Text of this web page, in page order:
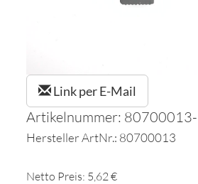
Link per E-Mail
Artikelnummer:
Hersteller ArtNr.: 80700013
Netto Preis: 5,62 €